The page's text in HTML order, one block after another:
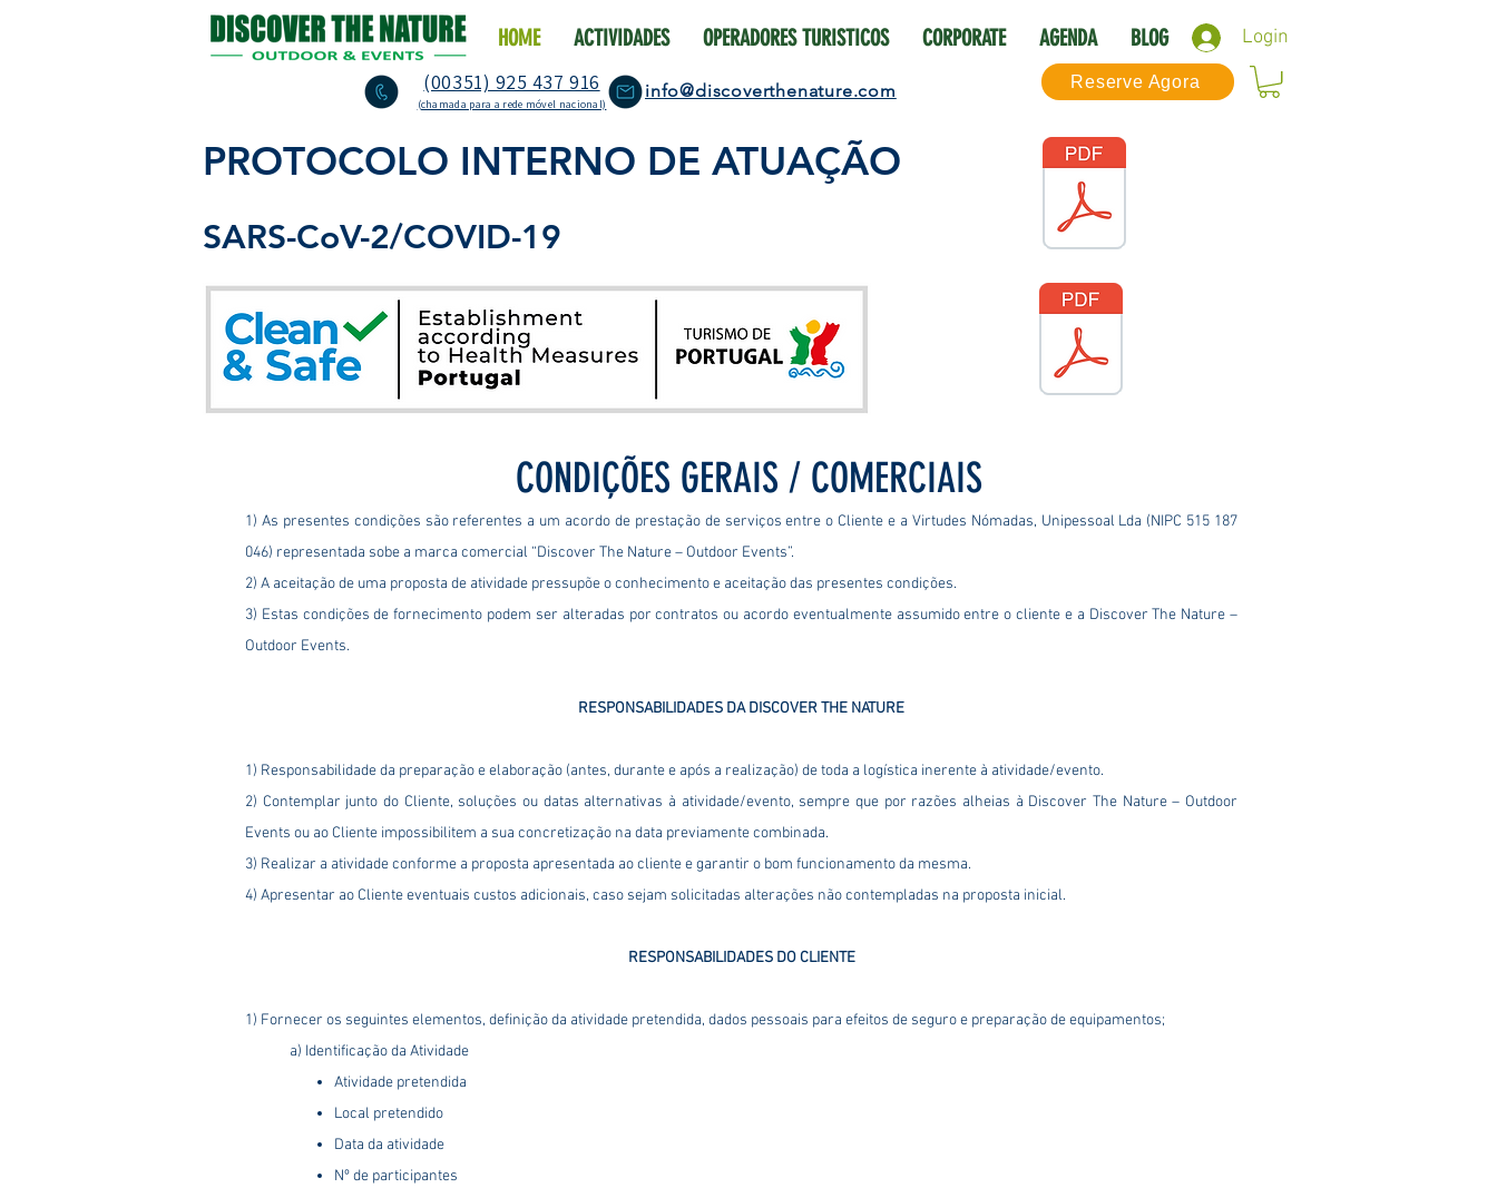
Login
HOME ACTIVIDADES OPERADORES TURISTICOS CORPORATE AGENDA BLOG
Reserve Agora
(00351) 925 437 916
(chamada para a rede móvel nacional)
info@discoverthenature.com
PROTOCOLO INTERNO DE ATUAÇÃO
SARS-CoV-2/COVID-19
CONDIÇÕES GERAIS / COMERCIAIS
1) As presentes condições são referentes a um acordo de prestação de serviços entre o Cliente e a Virtudes Nómadas, Unipessoal Lda (NIPC 515 187
046) representada sobe a marca comercial “Discover The Nature – Outdoor Events”.
2) A aceitação de uma proposta de atividade pressupõe o conhecimento e aceitação das presentes condições.
3) Estas condições de fornecimento podem ser alteradas por contratos ou acordo eventualmente assumido entre o cliente e a Discover The Nature –
Outdoor Events.
RESPONSABILIDADES DA DISCOVER THE NATURE
1) Responsabilidade da preparação e elaboração (antes, durante e após a realização) de toda a logística inerente à atividade/evento.
2) Contemplar junto do Cliente, soluções ou datas alternativas à atividade/evento, sempre que por razões alheias à Discover The Nature – Outdoor
Events ou ao Cliente impossibilitem a sua concretização na data previamente combinada.
​3) Realizar a atividade conforme a proposta apresentada ao cliente e garantir o bom funcionamento da mesma.
4) Apresentar ao Cliente eventuais custos adicionais, caso sejam solicitadas alterações não contempladas na proposta inicial.
RESPONSABILIDADES DO CLIENTE
1) Fornecer os seguintes elementos, definição da atividade pretendida, dados pessoais para efeitos de seguro e preparação de equipamentos;
a) Identificação da Atividade
Atividade pretendida
Local pretendido
Data da atividade
Nº de participantes